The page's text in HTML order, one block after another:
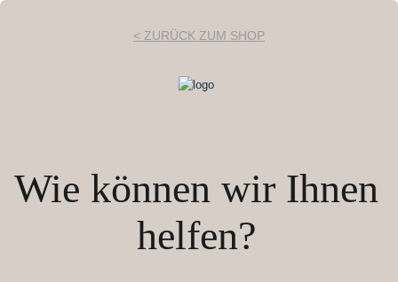
< ZURÜCK ZUM SHOP
Wie können wir Ihnen
helfen?